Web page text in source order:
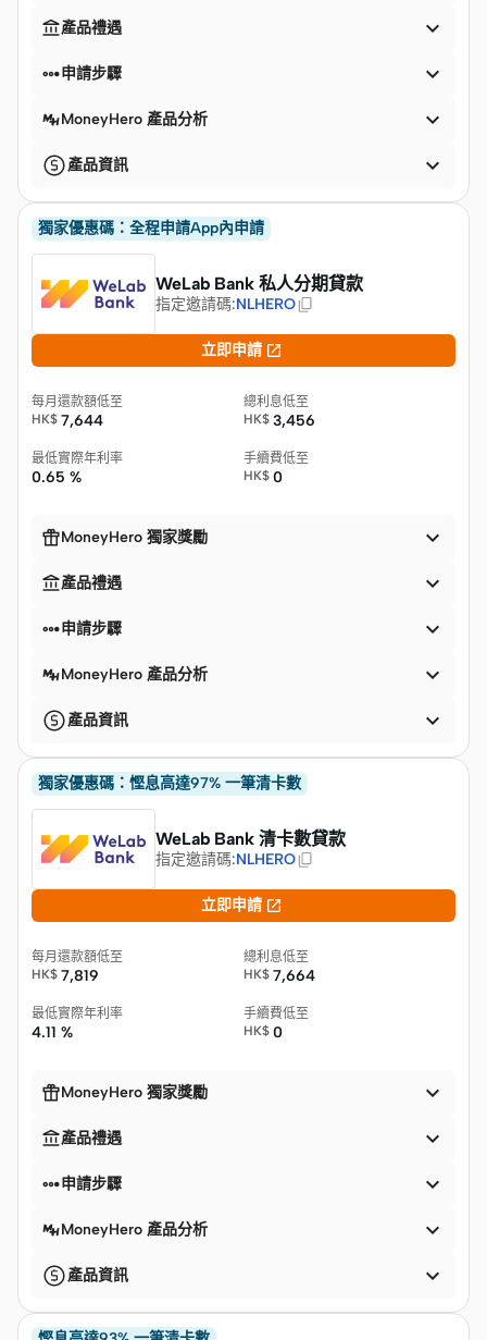
產品禮遇 
申請步驟 
MoneyHero 產品分析 
產品資訊 
獨家優惠碼：全程申請App內申請
WeLab Bank 私人分期貸款
指定邀請碼:NLHERO
立即申請 
每月還款額低至
HK$ 7,644
總利息低至
HK$ 3,456
最低實際年利率
0.65 %
手續費低至
HK$ 0
MoneyHero 獨家獎勵 
產品禮遇 
申請步驟 
MoneyHero 產品分析 
產品資訊 
獨家優惠碼：慳息高達97% 一筆清卡數
WeLab Bank 清卡數貸款
指定邀請碼:NLHERO
立即申請 
每月還款額低至
HK$ 7,819
總利息低至
HK$ 7,664
最低實際年利率
4.11 %
手續費低至
HK$ 0
MoneyHero 獨家獎勵 
產品禮遇 
申請步驟 
MoneyHero 產品分析 
產品資訊 